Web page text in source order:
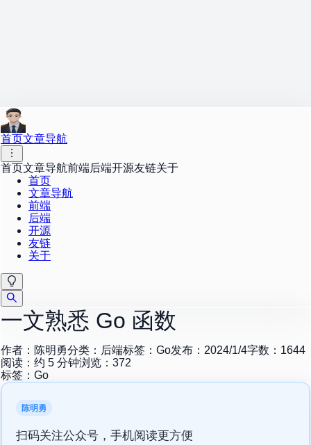
首页文章导航
首页文章导航前端后端开源友链关于
首页
文章导航
前端
后端
开源
友链
关于
一文熟悉 Go 函数
作者： 陈明勇分类： 后端标签： Go发布： 2024/1/4字数： 1644
阅读：约 5 分钟浏览： 372
标签： Go
陈明勇
扫码关注公众号，手机阅读更方便